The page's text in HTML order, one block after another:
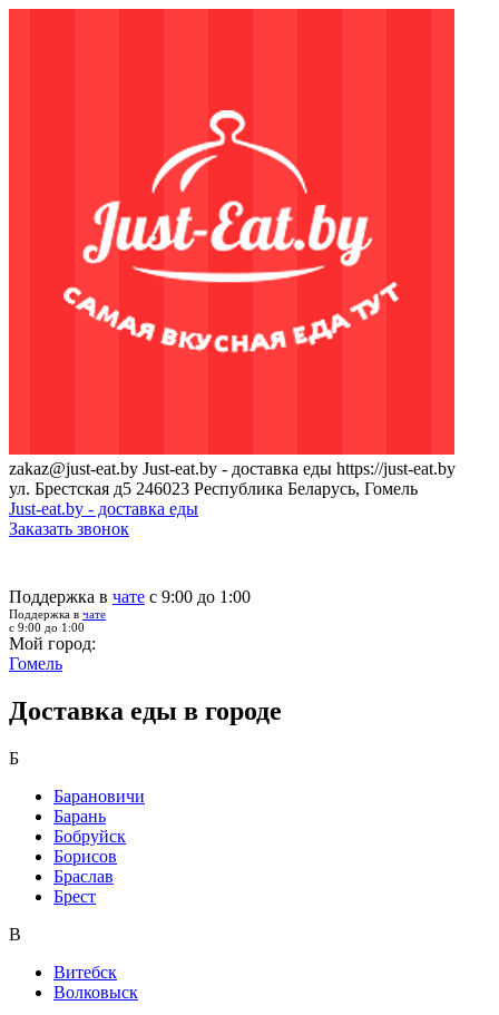
zakaz@just-eat.by Just-eat.by - доставка еды https://just-eat.by
ул. Брестская д5 246023 Республика Беларусь, Гомель
Just-eat.by - доставка еды
Заказать звонок
Поддержка в чате с 9:00 до 1:00
Поддержка в чате
с 9:00 до 1:00
Мой город:
Гомель
Доставка еды в городе
Б
Барановичи
Барань
Бобруйск
Борисов
Браслав
Брест
В
Витебск
Волковыск